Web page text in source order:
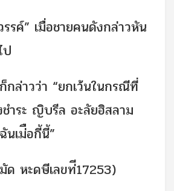
รค์” เมื่อชายคนดังกล่าวหัน
ป
ล่าวว่า “ยกเว้นในกรณีที่
ำระ ญิบรีล อะลัยฮิสลาม
นเม่ือกี้นี้”
ด หะดษีเลขท่ี17253)